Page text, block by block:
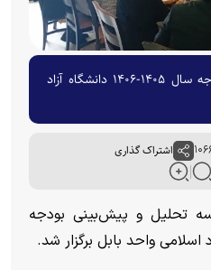
جلسه تحلیل و پیش‌بینی بودجه سال ۱۴۰۵-۱۴۰۶ دانشگاه آزاد
اشتراک گذاری
تحلیل و پیش‌بینی بودجه